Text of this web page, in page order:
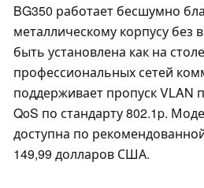
BG350 работает бесшумно
металлическому корпусу без
быть установлена как на
профессиональных сетей
поддерживает пропуск VLAN
QoS по стандарту 802.1p.
доступна по
149,99 долларов США.